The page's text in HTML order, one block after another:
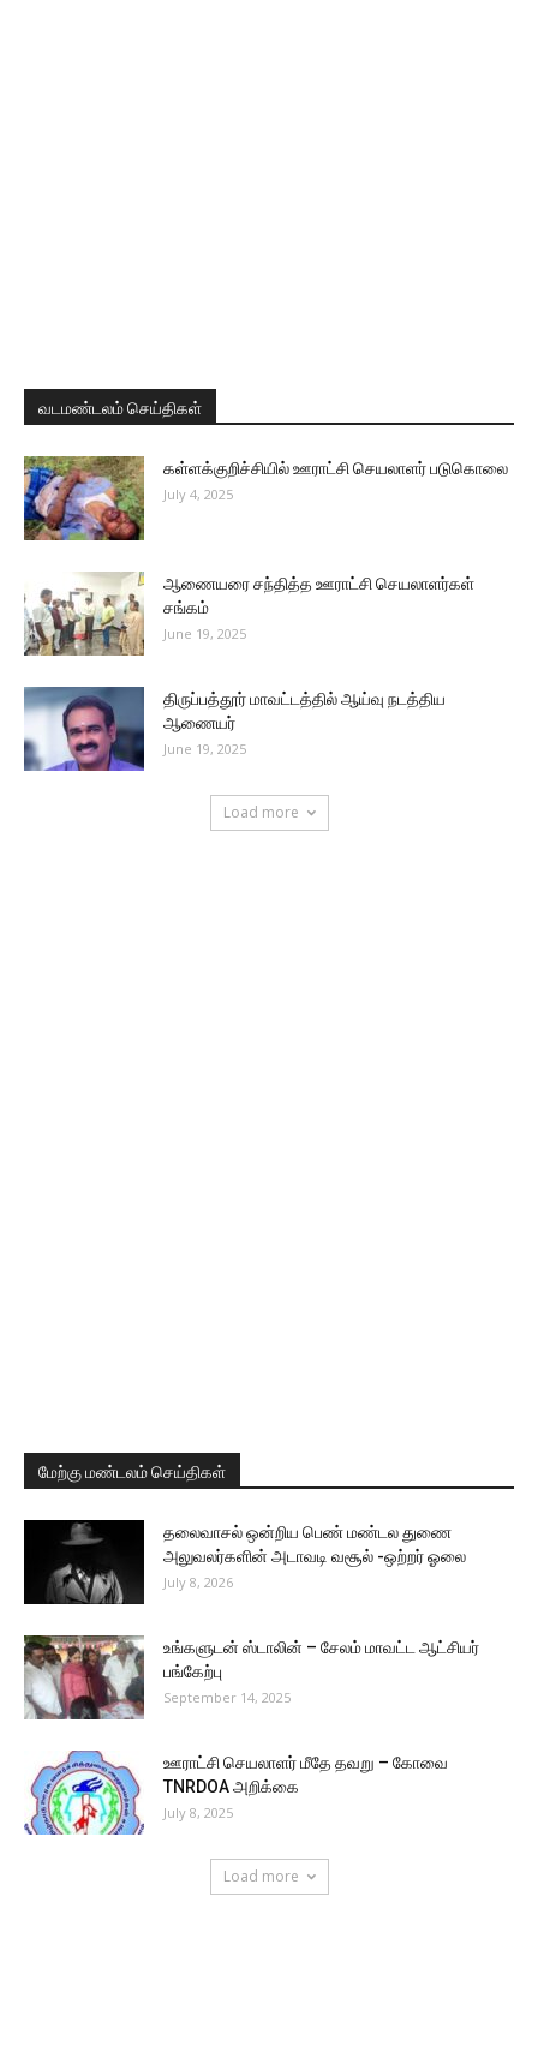
வடமண்டலம் செய்திகள்
கள்ளக்குறிச்சியில் ஊராட்சி செயலாளர் படுகொலை
July 4, 2025
ஆணையரை சந்தித்த ஊராட்சி செயலாளர்கள்
சங்கம்
June 19, 2025
திருப்பத்தூர் மாவட்டத்தில் ஆய்வு நடத்திய
ஆணையர்
June 19, 2025
Load more
மேற்கு மண்டலம் செய்திகள்
தலைவாசல் ஒன்றிய பெண் மண்டல துணை
அலுவலர்களின் அடாவடி வசூல் -ஒற்றர் ஓலை
July 8, 2026
உங்களுடன் ஸ்டாலின் – சேலம் மாவட்ட ஆட்சியர்
பங்கேற்பு
September 14, 2025
ஊராட்சி செயலாளர் மீதே தவறு – கோவை
TNRDOA அறிக்கை
July 8, 2025
Load more